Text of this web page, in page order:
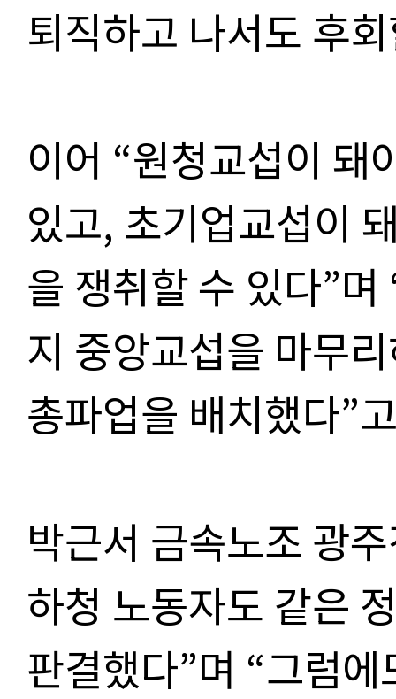
퇴직하고 나서도 후
이어 “원청교섭이 돼
있고, 초기업교섭이
을 쟁취할 수 있다”
지 중앙교섭을 마무
총파업을 배치했다”
박근서 금속노조 광
하청 노동자도 같은
판결했다”며 “그럼